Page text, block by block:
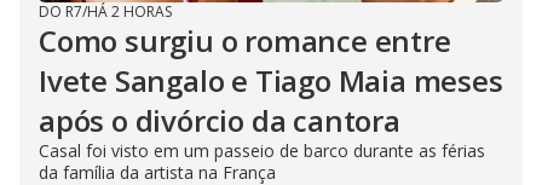
DO R7/HÁ 2 HORAS
Como surgiu o romance entre
Ivete Sangalo e Tiago Maia meses
após o divórcio da cantora
Casal foi visto em um passeio de barco durante as férias
da família da artista na França